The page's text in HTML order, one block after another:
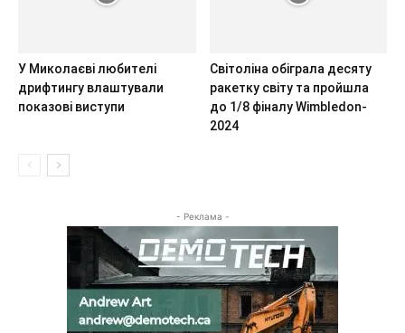
У Миколаєві любителі
дрифтингу влаштували
показові виступи
Світоліна обіграла десяту
ракетку світу та пройшла
до 1/8 фіналу Wimbledon-
2024
- Реклама -